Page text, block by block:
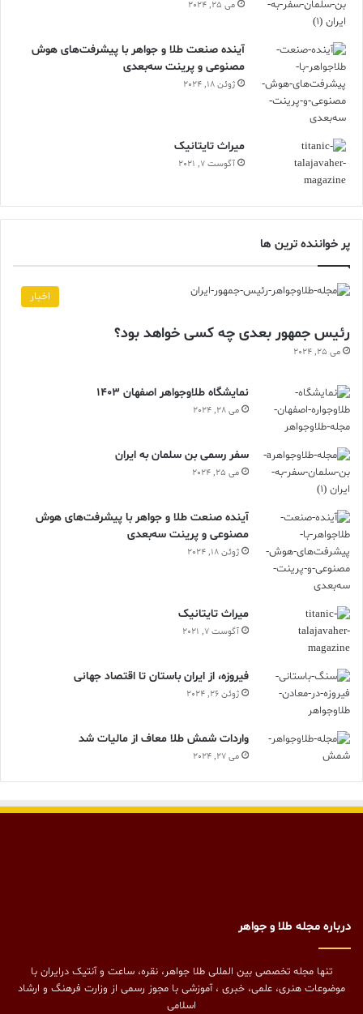
می 25, 2024
آینده صنعت طلا و جواهر با پیشرفت‌های هوش
مصنوعی و پرینت سه‌بعدی
ژوئن 18, 2024
ميراث تايتانيک
آگوست 7, 2021
پر خواننده ترین ها
اخبار
رئیس جمهور بعدی چه کسی خواهد بود؟
می 25, 2024
نمایشگاه طلاوجواهر اصفهان 1403
می 28, 2024
سفر رسمی بن سلمان به ایران
می 25, 2024
آینده صنعت طلا و جواهر با پیشرفت‌های هوش
مصنوعی و پرینت سه‌بعدی
ژوئن 18, 2024
ميراث تايتانيک
آگوست 7, 2021
فیروزه، از ایران باستان تا اقتصاد جهانی
ژوئن 26, 2024
واردات شمش طلا معاف از مالیات شد
می 27, 2024
درباره مجله طلا و جواهر
تنها مجله تخصصی بین المللی طلا جواهر، نقره، ساعت و آنتیک درایران با
موضوعات هنری، علمی، خبری ، آموزشی با مجوز رسمی از وزارت فرهنگ و ارشاد
اسلامی